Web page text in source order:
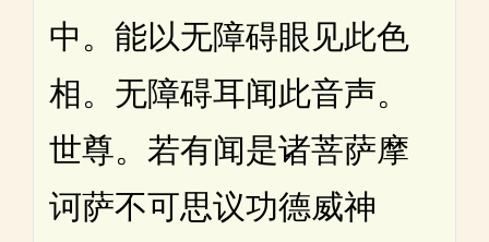
中。能以无障碍眼见此色
相。无障碍耳闻此音声。
世尊。若有闻是诸菩萨摩
诃萨不可思议功德威神